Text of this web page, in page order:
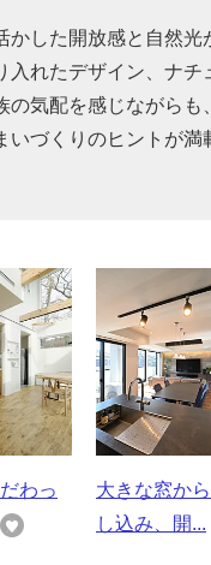
かした開放感と自然
入れたデザイン、ナ
の気配を感じながら
いづくりのヒントが
わっ
大きな窓か
し込み、開...